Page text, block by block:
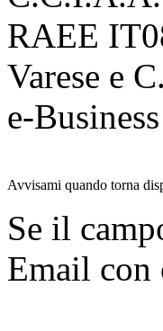
RAEE
Varese e
e-
Avvisami quando torna
Se il
Email